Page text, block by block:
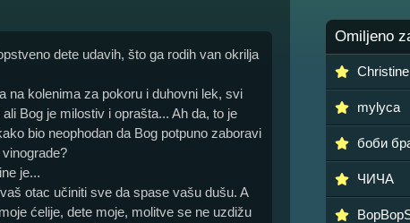
dete udavih, što ga rodih van okrilja
na kolenima za pokoru i duhovni lek, svi
Bog je milostiv i oprašta... Ah da, to je
bio neophodan da Bog potpuno zaboravi
je...
otac učiniti sve da spase vašu dušu. A
ćelije, dete moje, molitve se ne uzdižu
Omiljeno
Christine
mylyca
боби
ЧИЧА